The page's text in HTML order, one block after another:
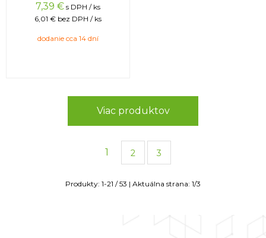
7,39 € s DPH / ks
6,01 € bez DPH / ks
dodanie cca 14 dní
Viac produktov
1 2 3
Produkty: 1-21 /53 | Aktuálna strana: 1/3